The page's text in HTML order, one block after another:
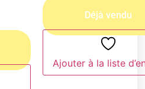
Ajouter à la liste